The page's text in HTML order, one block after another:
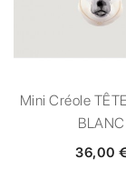
Mini Créole
BLANC
36,00 €